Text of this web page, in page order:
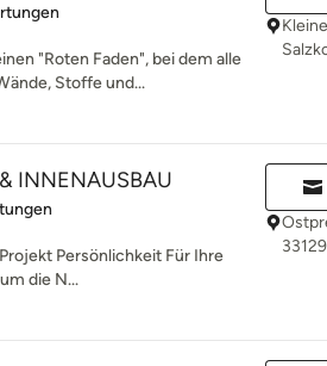
4.9 von 5 Sternen
"Roten Faden", bei dem alle
Stoffe und...
INNENAUSBAU
5 von 5 Sternen
Persönlichkeit Für Ihre
die N...